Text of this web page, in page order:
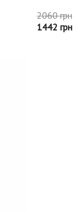
2060 грн
1442 грн